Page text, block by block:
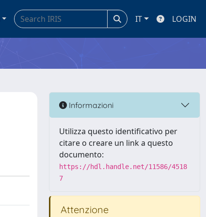
IT LOGIN
Informazioni
Utilizza questo identificativo per
citare o creare un link a questo
documento:
https://hdl.handle.net/11586/4518
7
Attenzione